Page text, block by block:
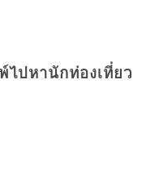
ไปหานักท่องเที่ยว